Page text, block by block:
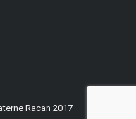
Racan 2017